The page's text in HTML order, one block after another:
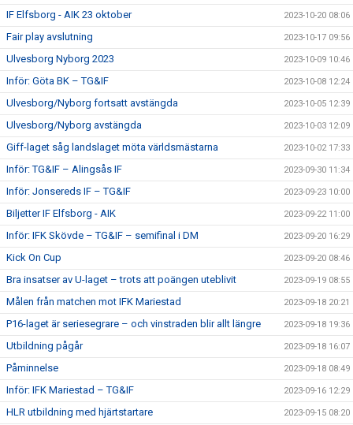
IF Elfsborg - AIK 23 oktober 2023-10-20 08:06
Fair play avslutning 2023-10-17 09:56
Ulvesborg Nyborg 2023 2023-10-09 10:46
Inför: Göta BK – TG&IF 2023-10-08 12:24
Ulvesborg/Nyborg fortsatt avstängda 2023-10-05 12:39
Ulvesborg/Nyborg avstängda 2023-10-03 12:09
Giff-laget såg landslaget möta världsmästarna 2023-10-02 17:33
Inför: TG&IF – Alingsås IF 2023-09-30 11:34
Inför: Jonsereds IF – TG&IF 2023-09-23 10:00
Biljetter IF Elfsborg - AIK 2023-09-22 11:00
Inför: IFK Skövde – TG&IF – semifinal i DM 2023-09-20 16:29
Kick On Cup 2023-09-20 08:46
Bra insatser av U-laget – trots att poängen uteblivit 2023-09-19 08:55
Målen från matchen mot IFK Mariestad 2023-09-18 20:21
P16-laget är seriesegrare – och vinstraden blir allt längre 2023-09-18 19:36
Utbildning pågår 2023-09-18 16:07
Påminnelse 2023-09-18 08:49
Inför: IFK Mariestad – TG&IF 2023-09-16 12:29
HLR utbildning med hjärtstartare 2023-09-15 08:20